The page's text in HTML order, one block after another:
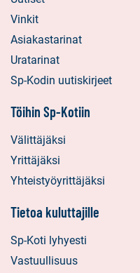
Vinkit
Asiakastarinat
Uratarinat
Sp-Kodin uutiskirjeet
Töihin Sp-Kotiin
Välittäjäksi
Yrittäjäksi
Yhteistyöyrittäjäksi
Tietoa kuluttajille
Sp-Koti lyhyesti
Vastuullisuus